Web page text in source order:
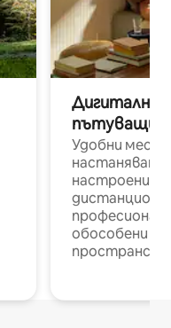
Дигитални
пътуващи
Удобни
настаняване
настроени и
обособени